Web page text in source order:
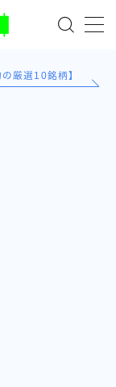
厳選10銘柄】